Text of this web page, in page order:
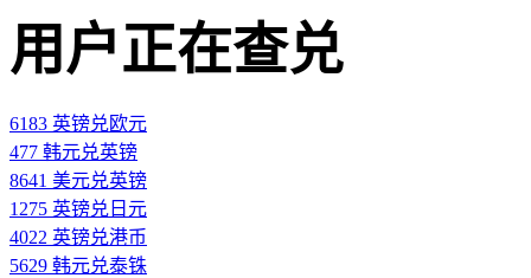
用户正在查兑
6183 英镑兑欧元
477 韩元兑英镑
8641 美元兑英镑
1275 英镑兑日元
4022 英镑兑港币
5629 韩元兑泰铢